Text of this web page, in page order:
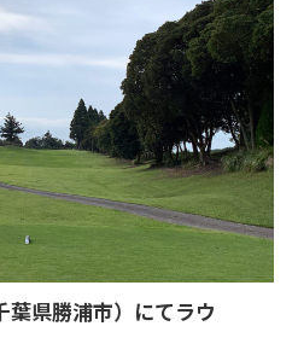
県勝浦市）にてラウ